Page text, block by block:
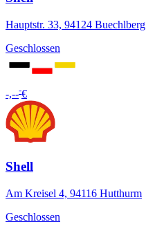
Hauptstr. 33, 94124 Buechlberg
Geschlossen
-,---€
Shell
Am Kreisel 4, 94116 Hutthurm
Geschlossen